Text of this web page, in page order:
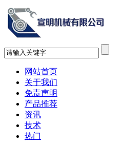
网站首页
关于我们
免责声明
产品推荐
资讯
技术
热门